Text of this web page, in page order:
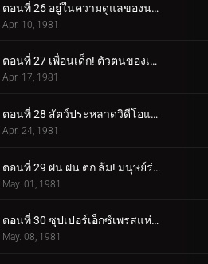
ตอนที่ 26 อยู่ในความดูแลของนาฬิกา กับดักของ Jin Dogma
Apr. 10, 1981
ตอนที่ 27 เพื่อนเด็ก! ตัวตนของเด็ก X
Apr. 17, 1981
ตอนที่ 28 สัตว์ประหลาดวิดีโอแปลกประหลาดที่สร้างสำเนาของผู้คน
Apr. 24, 1981
ตอนที่ 29 ฝน ฝน ตก ล้ม! มนุษย์ร่มประหลาด!!
May. 01, 1981
ตอนที่ 30 ซุปเปอร์เอ็กซ์เพรสแห่งความชั่วร้าย! โรลเลอร์สเก็ต มอนสเตอร์
May. 08, 1981